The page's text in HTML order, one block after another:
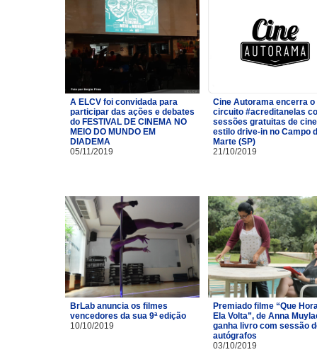
A ELCV foi convidada para
participar das ações e debates
do FESTIVAL DE CINEMA NO
MEIO DO MUNDO EM
DIADEMA
05/11/2019
Cine Autorama encerra o
circuito #acreditanelas
sessões gratuitas de
estilo drive-in no Campo
Marte (SP)
21/10/2019
BrLab anuncia os filmes
vencedores da sua 9ª edição
10/10/2019
Premiado filme “Que
Ela Volta”, de Anna
ganha livro com sessão
autógrafos
03/10/2019